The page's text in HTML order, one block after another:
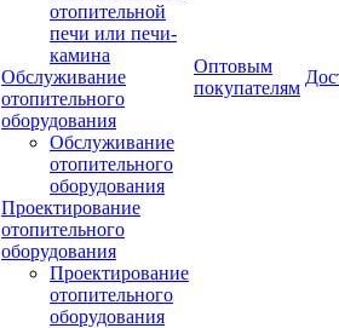
отопительной
печи или печи-
камина
Обслуживание
отопительного
оборудования
Обслуживание
отопительного
оборудования
Проектирование
отопительного
оборудования
Проектирование
отопительного
оборудования
Оптовым
покупателям